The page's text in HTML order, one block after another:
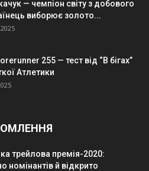
— чемпіон світу з добового
виборює золото...
255 — тест від “В бігах”
Атлетики
трейлова премія-2020:
номінантів й відкрито